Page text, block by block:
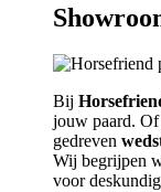
Bij
jouw paard. Of
gedreven
Wij begrijpen
voor